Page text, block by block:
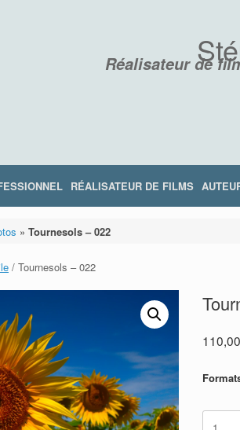
Réalisateur de
RÉALISATEUR DE FILMS
» Tournesols – 022
/ Tournesols – 022
RÉSILIENCE